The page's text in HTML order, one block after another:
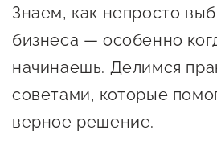
Онлайн-витрина
Социальные сети "Мой
Бизнес Югра"
Меры поддержки
Знаем, как непросто
бизнеса — особенно
начинаешь. Делимся
советами, которые
верное решение.